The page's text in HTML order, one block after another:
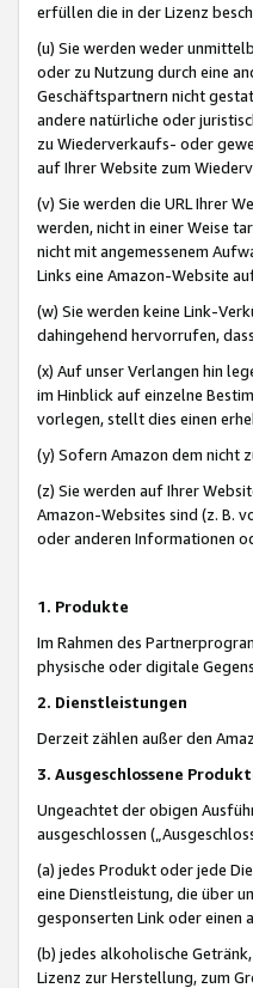
erfüllen die in der Lizenz
(u) Sie werden weder
oder zu Nutzung durch eine
Geschäftspartnern nicht
andere natürliche oder
zu Wiederverkaufs- oder
auf Ihrer Website zum
(v) Sie werden die URL Ihrer
werden, nicht in einer Weise
nicht mit angemessenem
Links eine Amazon-Website
(w) Sie werden keine Link-
dahingehend hervorrufen,
(x) Auf unser Verlangen hin
im Hinblick auf einzelne
vorlegen, stellt dies einen
(y) Sofern Amazon dem nicht
(z) Sie werden auf Ihrer
Amazon-Websites sind (z. B.
oder anderen Informationen
1. Produkte
Im Rahmen des
physische oder digitale
2. Dienstleistungen
Derzeit zählen außer den
3. Ausgeschlossene
Ungeachtet der obigen
ausgeschlossen
(a) jedes Produkt oder jede
eine Dienstleistung, die über
gesponserten Link oder einen
(b) jedes alkoholische
Lizenz zur Herstellung, zum